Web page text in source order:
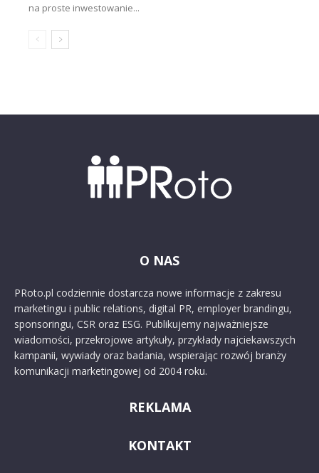
na proste inwestowanie...
O NAS
PRoto.pl codziennie dostarcza nowe informacje z zakresu
marketingu i public relations, digital PR, employer brandingu,
sponsoringu, CSR oraz ESG. Publikujemy najważniejsze
wiadomości, przekrojowe artykuły, przykłady najciekawszych
kampanii, wywiady oraz badania, wspierając rozwój branży
komunikacji marketingowej od 2004 roku.
REKLAMA
KONTAKT